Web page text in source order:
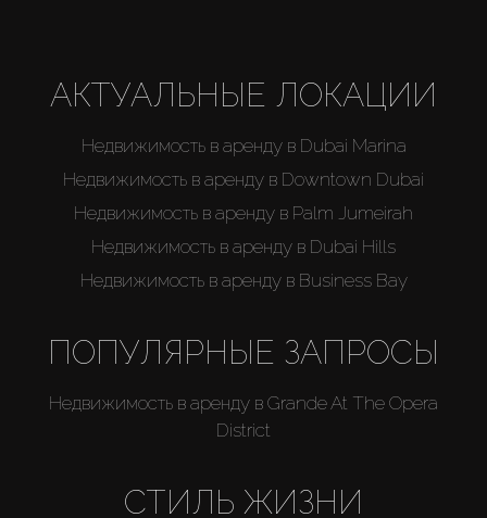
АКТУАЛЬНЫЕ ЛОКАЦИИ
Недвижимость в аренду в Dubai Marina
Недвижимость в аренду в Downtown Dubai
Недвижимость в аренду в Palm Jumeirah
Недвижимость в аренду в Dubai Hills
Недвижимость в аренду в Business Bay
ПОПУЛЯРНЫЕ ЗАПРОСЫ
Недвижимость в аренду в Grande At The Opera
District
СТИЛЬ ЖИЗНИ